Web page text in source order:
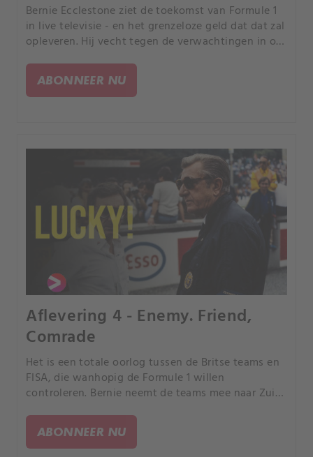
Bernie Ecclestone ziet de toekomst van Formule 1
in live televisie - en het grenzeloze geld dat dat zal
opleveren. Hij vecht tegen de verwachtingen in om
speciale hulp.
ABONNEER NU
Aflevering 4 - Enemy. Friend,
Comrade
Het is een totale oorlog tussen de Britse teams en
FISA, die wanhopig de Formule 1 willen
controleren. Bernie neemt de teams mee naar Zuid-
race kunnen organiseren.
ABONNEER NU